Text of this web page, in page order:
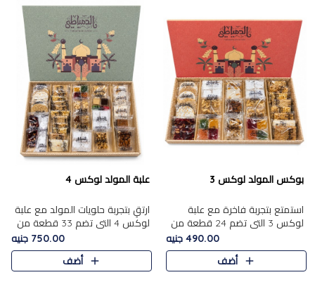
بوكس المولد لوكس 3
استمتع بتجربة فاخرة مع علبة
لوكس 3 التي تضم 24 قطعة من
أشهر حلويات المولد الشرقية
المختارة بعناية. تحتوي التشكيلة
على الجزرية بالفول، والملب..
490.00 جنيه
أضف
علبة المولد لوكس 4
ارتقِ بتجربة حلويات المولد مع علبة
لوكس 4 التي تضم 33 قطعة من
تشكيلة فاخرة ومتنوعة من أشهر
الأصناف الشرقية. تحتوي العلبة على
الجزرية بالفول،..
750.00 جنيه
أضف